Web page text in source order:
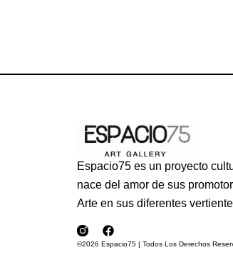
Espacio75 es un proyecto
nace del amor de sus
Arte en sus diferentes
©2026 Espacio75 | Todos Los Derechos